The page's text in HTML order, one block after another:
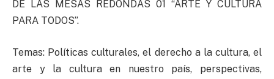
DE LAS MESAS REDONDAS 01 “ARTE Y CULTURA
PARA TODOS”.
Temas: Políticas culturales, el derecho a la cultura, el
arte y la cultura en nuestro país, perspectivas,